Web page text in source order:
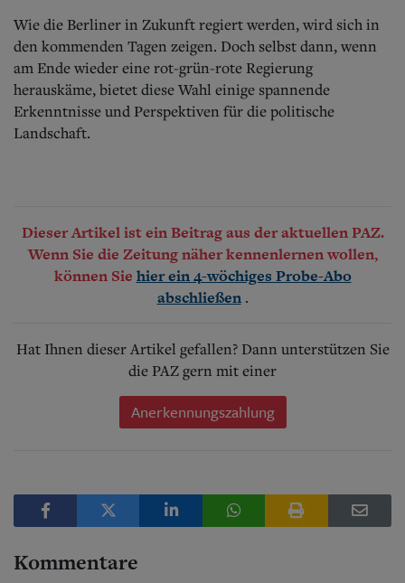
Wie die Berliner in Zukunft regiert werden, wird sich in
den kommenden Tagen zeigen. Doch selbst dann, wenn
am Ende wieder eine rot-grün-rote Regierung
herauskäme, bietet diese Wahl einige spannende
Erkenntnisse und Perspektiven für die politische
Landschaft.
Dieser Artikel ist ein Beitrag aus der aktuellen PAZ.
Wenn Sie die Zeitung näher kennenlernen wollen,
können Sie hier ein 4-wöchiges Probe-Abo
abschließen .
Hat Ihnen dieser Artikel gefallen? Dann unterstützen Sie
die PAZ gern mit einer
Anerkennungszahlung
Kommentare